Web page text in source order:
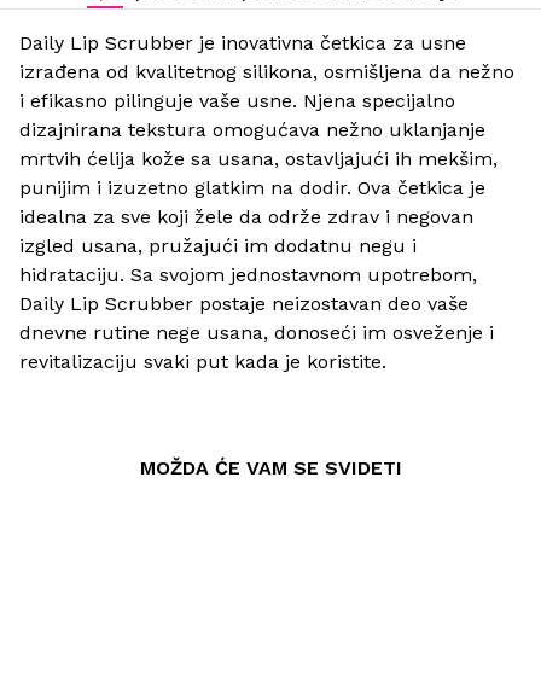
Daily Lip Scrubber je inovativna četkica za usne
izrađena od kvalitetnog silikona, osmišljena da nežno
i efikasno pilinguje vaše usne. Njena specijalno
dizajnirana tekstura omogućava nežno uklanjanje
mrtvih ćelija kože sa usana, ostavljajući ih mekšim,
punijim i izuzetno glatkim na dodir. Ova četkica je
idealna za sve koji žele da održe zdrav i negovan
izgled usana, pružajući im dodatnu negu i
hidrataciju. Sa svojom jednostavnom upotrebom,
Daily Lip Scrubber postaje neizostavan deo vaše
dnevne rutine nege usana, donoseći im osveženje i
revitalizaciju svaki put kada je koristite.
MOŽDA ĆE VAM SE SVIDETI